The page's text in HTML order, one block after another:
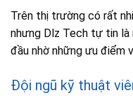
Trên thị trường có rất
nhưng Dlz Tech tự tin
đầu nhờ những ưu điểm
Đội ngũ kỹ thuật